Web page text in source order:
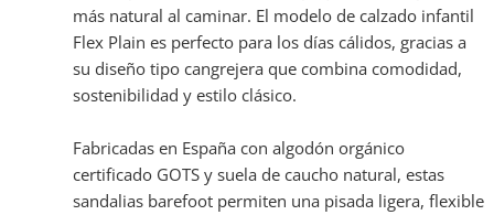
más natural al caminar. El modelo de calzado infantil
Flex Plain es perfecto para los días cálidos, gracias a
su diseño tipo cangrejera que combina comodidad,
sostenibilidad y estilo clásico.
Fabricadas en España con algodón orgánico
certificado GOTS y suela de caucho natural, estas
sandalias barefoot permiten una pisada ligera, flexible